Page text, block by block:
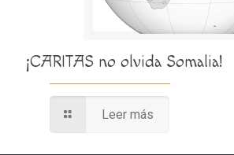
¡CARITAS no olvida Somalia!
Leer más